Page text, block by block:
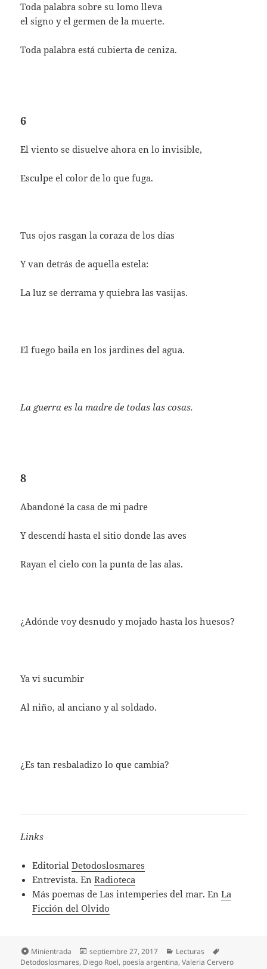
Toda palabra sobre su lomo lleva
el signo y el germen de la muerte.
Toda palabra está cubierta de ceniza.
6
El viento se disuelve ahora en lo invisible,
Esculpe el color de lo que fuga.
Tus ojos rasgan la coraza de los días
Y van detrás de aquella estela:
La luz se derrama y quiebra las vasijas.
El fuego baila en los jardines del agua.
La guerra es la madre de todas las cosas.
8
Abandoné la casa de mi padre
Y descendí hasta el sitio donde las aves
Rayan el cielo con la punta de las alas.
¿Adónde voy desnudo y mojado hasta los huesos?
Ya vi sucumbir
Al niño, al anciano y al soldado.
¿Es tan resbaladizo lo que cambia?
Links
EditorialDetodoslosmares
Entrevista. EnRadioteca
Más poemas de Las intemperies del mar. EnLa
Ficción del Olvido
Formato
Minientrada
Publicado
el
septiembre 27, 2017 Categorías
Lecturas
Detodoslosmares, Diego Roel, poesía argentina,Valeria Cervero